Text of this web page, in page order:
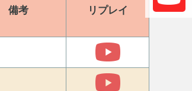
備考
リプレイ